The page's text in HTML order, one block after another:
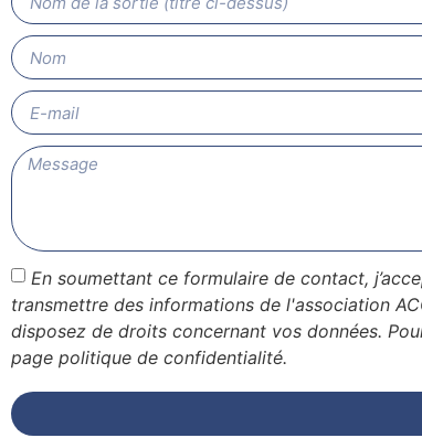
En soumettant ce formulaire de contact,
transmettre des informations de l'association
disposez de droits concernant vos données.
page politique de confidentialité.